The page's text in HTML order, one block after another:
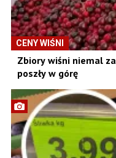
CENY WIŚNI
Zbiory wiśni niemal
poszły w górę